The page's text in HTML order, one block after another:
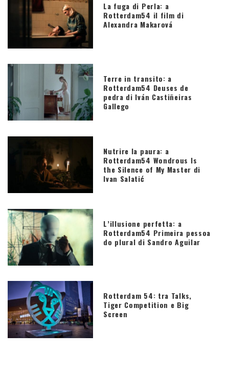
La fuga di Perla: a
Rotterdam54 il film di
Alexandra Makarová
Terre in transito: a
Rotterdam54 Deuses de
pedra di Iván Castiñeiras
Gallego
Nutrire la paura: a
Rotterdam54 Wondrous Is
the Silence of My Master di
Ivan Salatić
L’illusione perfetta: a
Rotterdam54 Primeira pessoa
do plural di Sandro Aguilar
Rotterdam 54: tra Talks,
Tiger Competition e Big
Screen